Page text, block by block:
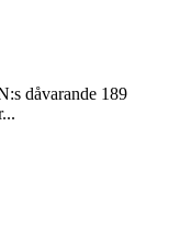
dåvarande 189